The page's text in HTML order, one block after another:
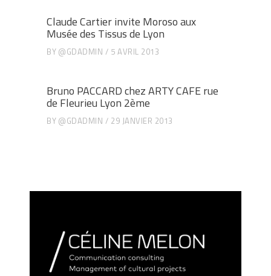
Claude Cartier invite Moroso aux
Musée des Tissus de Lyon
BY @GDADMIN 5 AVRIL 2013
Bruno PACCARD chez ARTY CAFE rue
de Fleurieu Lyon 2ème
BY @GDADMIN 29 JANVIER 2013